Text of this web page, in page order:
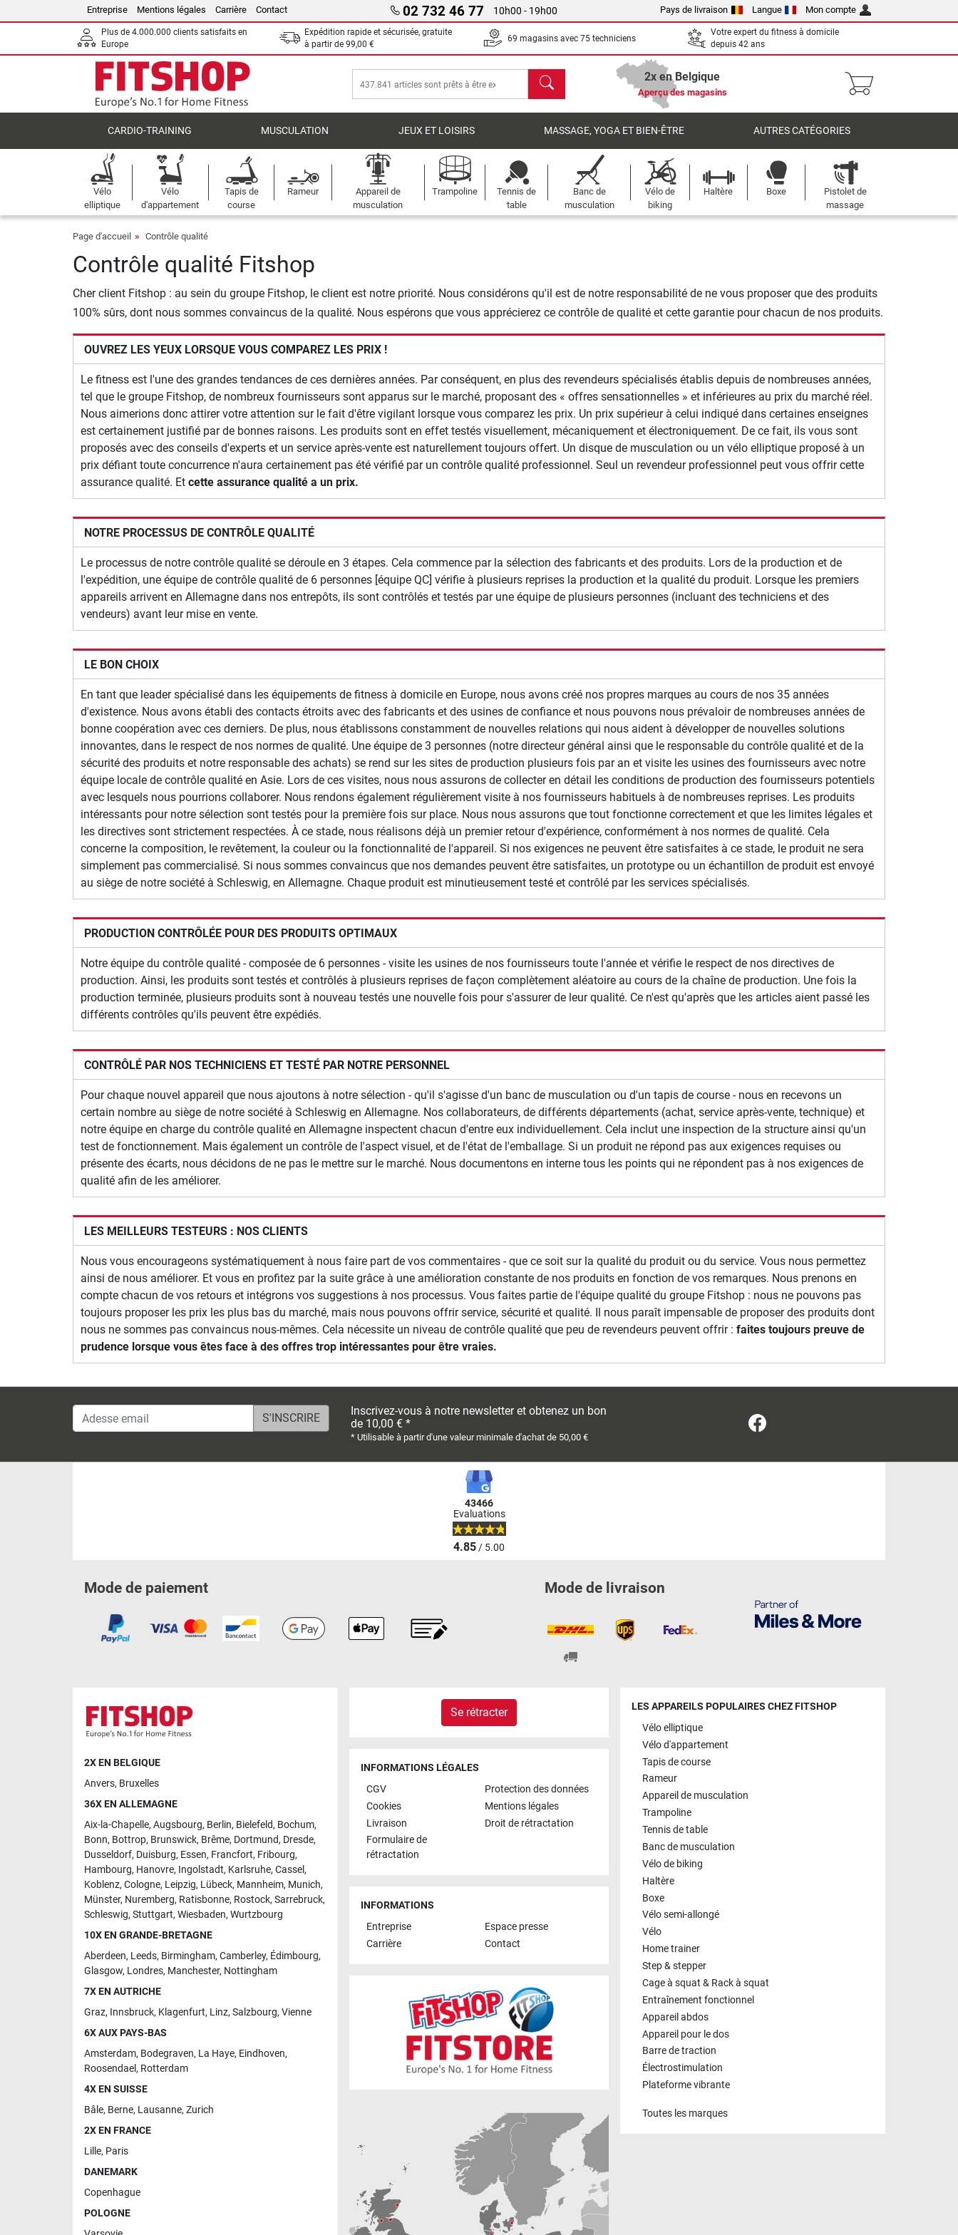
Entreprise Mentions légales Carrière Contact 02 732 46 77 10h00 - 19h00 Pays de livraison Langue Mon compte
Plus de 4.000.000 clients satisfaits en
Europe
Expédition rapide et sécurisée, gratuite
à partir de 99,00 €
69 magasins avec 75 techniciens
Votre expert du fitness à domicile
depuis 42 ans
chercher 2x en Belgique
Aperçu des magasins
CARDIO-TRAINING MUSCULATION JEUX ET LOISIRS MASSAGE, YOGA ET BIEN-ÊTRE AUTRES CATÉGORIES
Vélo
elliptique
Vélo
d'appartement
Tapis de
course
Rameur
Appareil de
musculation
Trampoline
Tennis de
table
Banc de
musculation
Vélo de
biking
Haltère Boxe
Pistolet de
massage
Page d'accueil Contrôle qualité
Contrôle qualité Fitshop
Cher client Fitshop : au sein du groupe Fitshop, le client est notre priorité. Nous considérons qu'il est de notre responsabilité de ne vous proposer que des produits
100% sûrs, dont nous sommes convaincus de la qualité. Nous espérons que vous apprécierez ce contrôle de qualité et cette garantie pour chacun de nos produits.
OUVREZ LES YEUX LORSQUE VOUS COMPAREZ LES PRIX !
Le fitness est l'une des grandes tendances de ces dernières années. Par conséquent, en plus des revendeurs spécialisés établis depuis de nombreuses années,
tel que le groupe Fitshop, de nombreux fournisseurs sont apparus sur le marché, proposant des « offres sensationnelles » et inférieures au prix du marché réel.
Nous aimerions donc attirer votre attention sur le fait d'être vigilant lorsque vous comparez les prix. Un prix supérieur à celui indiqué dans certaines enseignes
est certainement justifié par de bonnes raisons. Les produits sont en effet testés visuellement, mécaniquement et électroniquement. De ce fait, ils vous sont
proposés avec des conseils d'experts et un service après-vente est naturellement toujours offert. Un disque de musculation ou un vélo elliptique proposé à un
prix défiant toute concurrence n'aura certainement pas été vérifié par un contrôle qualité professionnel. Seul un revendeur professionnel peut vous offrir cette
assurance qualité. Et cette assurance qualité a un prix.
NOTRE PROCESSUS DE CONTRÔLE QUALITÉ
Le processus de notre contrôle qualité se déroule en 3 étapes. Cela commence par la sélection des fabricants et des produits. Lors de la production et de
l'expédition, une équipe de contrôle qualité de 6 personnes [équipe QC] vérifie à plusieurs reprises la production et la qualité du produit. Lorsque les premiers
appareils arrivent en Allemagne dans nos entrepôts, ils sont contrôlés et testés par une équipe de plusieurs personnes (incluant des techniciens et des
vendeurs) avant leur mise en vente.
LE BON CHOIX
En tant que leader spécialisé dans les équipements de fitness à domicile en Europe, nous avons créé nos propres marques au cours de nos 35 années
d'existence. Nous avons établi des contacts étroits avec des fabricants et des usines de confiance et nous pouvons nous prévaloir de nombreuses années de
bonne coopération avec ces derniers. De plus, nous établissons constamment de nouvelles relations qui nous aident à développer de nouvelles solutions
innovantes, dans le respect de nos normes de qualité. Une équipe de 3 personnes (notre directeur général ainsi que le responsable du contrôle qualité et de la
sécurité des produits et notre responsable des achats) se rend sur les sites de production plusieurs fois par an et visite les usines des fournisseurs avec notre
équipe locale de contrôle qualité en Asie. Lors de ces visites, nous nous assurons de collecter en détail les conditions de production des fournisseurs potentiels
avec lesquels nous pourrions collaborer. Nous rendons également régulièrement visite à nos fournisseurs habituels à de nombreuses reprises. Les produits
intéressants pour notre sélection sont testés pour la première fois sur place. Nous nous assurons que tout fonctionne correctement et que les limites légales et
les directives sont strictement respectées. À ce stade, nous réalisons déjà un premier retour d'expérience, conformément à nos normes de qualité. Cela
concerne la composition, le revêtement, la couleur ou la fonctionnalité de l'appareil. Si nos exigences ne peuvent être satisfaites à ce stade, le produit ne sera
simplement pas commercialisé. Si nous sommes convaincus que nos demandes peuvent être satisfaites, un prototype ou un échantillon de produit est envoyé
au siège de notre société à Schleswig, en Allemagne. Chaque produit est minutieusement testé et contrôlé par les services spécialisés.
PRODUCTION CONTRÔLÉE POUR DES PRODUITS OPTIMAUX
Notre équipe du contrôle qualité - composée de 6 personnes - visite les usines de nos fournisseurs toute l'année et vérifie le respect de nos directives de
production. Ainsi, les produits sont testés et contrôlés à plusieurs reprises de façon complètement aléatoire au cours de la chaîne de production. Une fois la
production terminée, plusieurs produits sont à nouveau testés une nouvelle fois pour s'assurer de leur qualité. Ce n'est qu'après que les articles aient passé les
différents contrôles qu'ils peuvent être expédiés.
CONTRÔLÉ PAR NOS TECHNICIENS ET TESTÉ PAR NOTRE PERSONNEL
Pour chaque nouvel appareil que nous ajoutons à notre sélection - qu'il s'agisse d'un banc de musculation ou d'un tapis de course - nous en recevons un
certain nombre au siège de notre société à Schleswig en Allemagne. Nos collaborateurs, de différents départements (achat, service après-vente, technique) et
notre équipe en charge du contrôle qualité en Allemagne inspectent chacun d'entre eux individuellement. Cela inclut une inspection de la structure ainsi qu'un
test de fonctionnement. Mais également un contrôle de l'aspect visuel, et de l'état de l'emballage. Si un produit ne répond pas aux exigences requises ou
présente des écarts, nous décidons de ne pas le mettre sur le marché. Nous documentons en interne tous les points qui ne répondent pas à nos exigences de
qualité afin de les améliorer.
LES MEILLEURS TESTEURS : NOS CLIENTS
Nous vous encourageons systématiquement à nous faire part de vos commentaires - que ce soit sur la qualité du produit ou du service. Vous nous permettez
ainsi de nous améliorer. Et vous en profitez par la suite grâce à une amélioration constante de nos produits en fonction de vos remarques. Nous prenons en
compte chacun de vos retours et intégrons vos suggestions à nos processus. Vous faites partie de l'équipe qualité du groupe Fitshop : nous ne pouvons pas
toujours proposer les prix les plus bas du marché, mais nous pouvons offrir service, sécurité et qualité. Il nous paraît impensable de proposer des produits dont
nous ne sommes pas convaincus nous-mêmes. Cela nécessite un niveau de contrôle qualité que peu de revendeurs peuvent offrir : faites toujours preuve de
prudence lorsque vous êtes face à des offres trop intéressantes pour être vraies.
Adesse email
Inscrivez-vous à notre newsletter et obtenez un bon
de 10,00 € *
* Utilisable à partir d'une valeur minimale d'achat de 50,00 €
43466
Evaluations
4.85/ 5.00
Mode de paiement Mode de livraison
2X EN BELGIQUE
Anvers, Bruxelles
36X EN ALLEMAGNE
Aix-la-Chapelle, Augsbourg, Berlin, Bielefeld, Bochum,
Bonn, Bottrop, Brunswick, Brême, Dortmund, Dresde,
Dusseldorf, Duisburg, Essen, Francfort, Fribourg,
Hambourg, Hanovre, Ingolstadt, Karlsruhe, Cassel,
Koblenz, Cologne, Leipzig, Lübeck, Mannheim, Munich,
Münster, Nuremberg, Ratisbonne, Rostock, Sarrebruck,
Schleswig, Stuttgart, Wiesbaden, Wurtzbourg
10X EN GRANDE-BRETAGNE
Aberdeen, Leeds, Birmingham, Camberley, Édimbourg,
Glasgow, Londres, Manchester, Nottingham
7X EN AUTRICHE
Graz, Innsbruck, Klagenfurt, Linz, Salzbourg, Vienne
6X AUX PAYS-BAS
Amsterdam, Bodegraven, La Haye, Eindhoven,
Roosendael, Rotterdam
4X EN SUISSE
Bâle, Berne, Lausanne, Zurich
2X EN FRANCE
Lille, Paris
DANEMARK
Copenhague
POLOGNE
Se rétracter
INFORMATIONS LÉGALES
CGV
Protection des données
Cookies
Mentions légales
Livraison
Droit de rétractation
Formulaire de
rétractation
INFORMATIONS
Entreprise
Espace presse
Carrière
Contact
LES APPAREILS POPULAIRES CHEZ FITSHOP
Vélo elliptique
Vélo d'appartement
Tapis de course
Rameur
Appareil de musculation
Trampoline
Tennis de table
Banc de musculation
Vélo de biking
Haltère
Boxe
Vélo semi-allongé
Vélo
Home trainer
Step & stepper
Cage à squat & Rack à squat
Entraînement fonctionnel
Appareil abdos
Appareil pour le dos
Barre de traction
Électrostimulation
Plateforme vibrante
Toutes les marques